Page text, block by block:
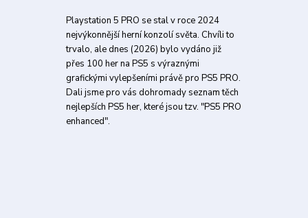
Playstation 5 PRO se stal v roce 2024
nejvýkonnější herní konzolí světa. Chvíli to
trvalo, ale dnes (2026) bylo vydáno již
přes 100 her na PS5 s výraznými
grafickými vylepšeními právě pro PS5 PRO.
Dali jsme pro vás dohromady seznam těch
nejlepších PS5 her, které jsou tzv. "PS5 PRO
enhanced".